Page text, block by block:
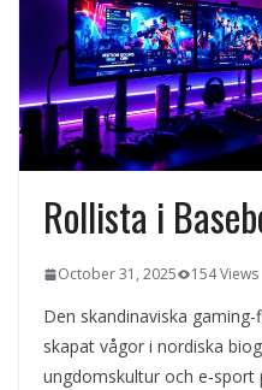
kvällens
ForMotion –
bandagist i
Det
medicinska
dörrar
Rollista i
October 31, 2025 154 Views
Den skandinaviska gaming-
skapat vågor i nordiska
ungdomskultur och e-sport